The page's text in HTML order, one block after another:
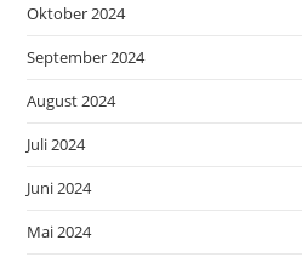
Oktober 2024
September 2024
August 2024
Juli 2024
Juni 2024
Mai 2024